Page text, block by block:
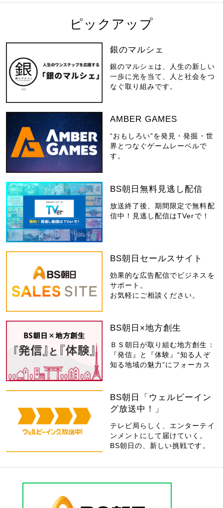
ピックアップ
銀のマルシェ
銀のマルシェは、人生の新しい
一歩に光を当て、人と社会をつ
なぐ取り組みです。
AMBER GAMES
“おもしろい”を発見・発掘・世
界とつなぐゲームレーベルで
す。
BS朝日無料見逃し配信
放送終了後、期間限定で無料配
信中！見逃し配信はTVerで！
BS朝日セールスサイト
効果的な広告配信でビジネスを
サポート。
お気軽にご相談ください。
BS朝日×地方創生
ＢＳ朝日が取り組む地方創生：
『発信』と『体験』“知る人ぞ
知る地域の魅力”にフォーカス
BS朝日「ウェルビーイン
グ放送中！」
テレビ局らしく、エンターテイ
ンメントにして届けていく。
BS朝日の、新しい挑戦です。